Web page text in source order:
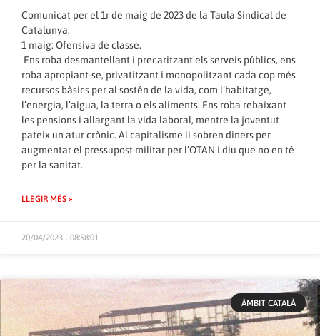
Comunicat per el 1r de maig de 2023 de la Taula Sindical de
Catalunya.
1 maig: Ofensiva de classe.
Ens roba desmantellant i precaritzant els serveis públics, ens
roba apropiant-se, privatitzant i monopolitzant cada cop més
recursos bàsics per al sostén de la vida, com l’habitatge,
l’energia, l’aigua, la terra o els aliments. Ens roba rebaixant
les pensions i allargant la vida laboral, mentre la joventut
pateix un atur crònic. Al capitalisme li sobren diners per
augmentar el pressupost militar per l’OTAN i diu que no en té
per la sanitat.
LLEGIR MÉS »
20/04/2023 - 08:58:01
ÀMBIT CATALÀ